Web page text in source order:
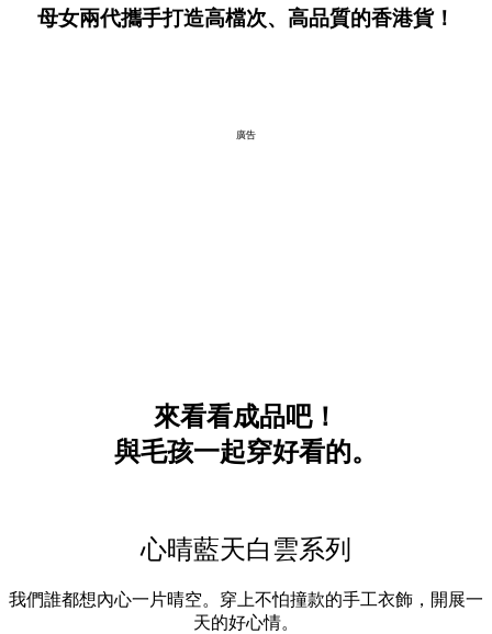
母女兩代攜手打造高檔次、高品質的香港貨！
廣告
來看看成品吧！
與毛孩一起穿好看的。
心晴藍天白雲系列
我們誰都想內心一片晴空。穿上不怕撞款的手工衣飾，開展一
天的好心情。